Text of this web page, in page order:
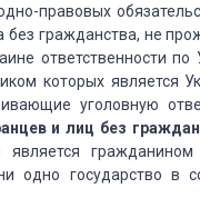
правовых
без гражданства, не
ответственности по
которых является
уголовную
и лиц без
гражданином
одно государство в